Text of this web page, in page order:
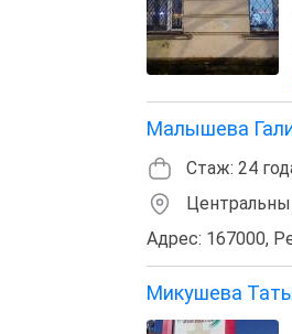
Малышева
Стаж: 24
Адрес: 167000,
Микушева